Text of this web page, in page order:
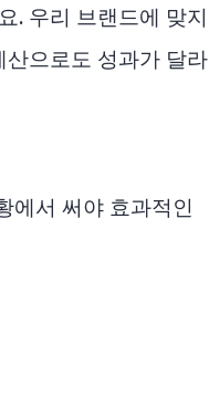
. 우리 브랜드에 맞지
으로도 성과가 달라
에서 써야 효과적인